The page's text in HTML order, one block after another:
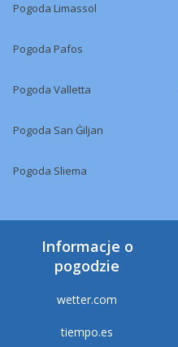
Pogoda Limassol
Pogoda Pafos
Pogoda Valletta
Pogoda San Ġiljan
Pogoda Sliema
Informacje o
pogodzie
wetter.com
tiempo.es